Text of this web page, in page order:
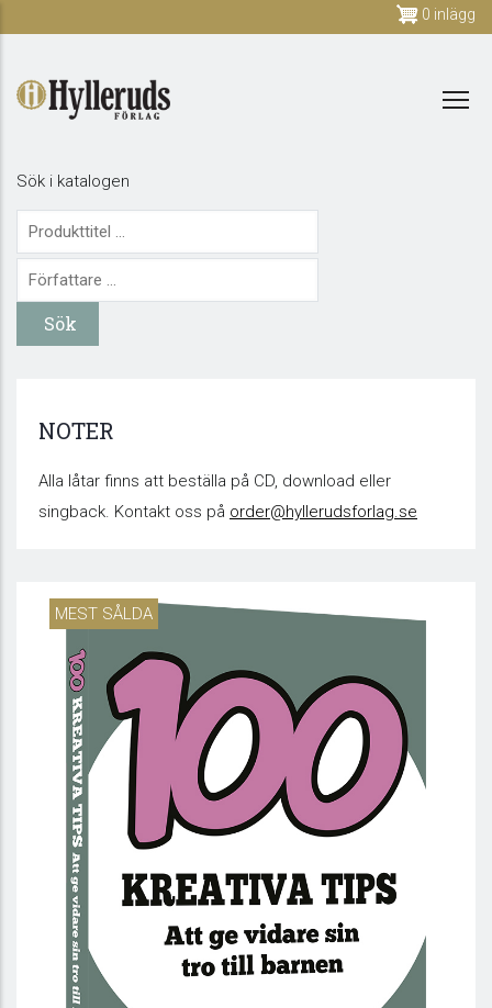
main
content
0 inlägg
Sök i katalogen
NOTER
Alla låtar finns att beställa på CD, download eller
singback. Kontakt oss på order@hyllerudsforlag.se
MEST SÅLDA